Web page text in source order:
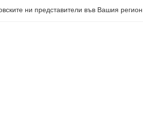
ни представители във Вашия